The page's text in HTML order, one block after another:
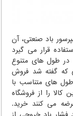
باد صنعتی، آن
قرار می گیرد
در طول های متنوع
که گفته شد فروش
های متناسب با
را از فروشگاه
می کنند خرید.